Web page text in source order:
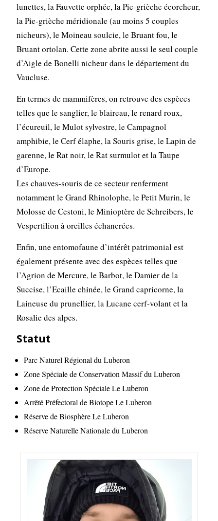
lunettes, la Fauvette orphée, la Pie-grièche écorcheur,
la Pie-grièche méridionale (au moins 5 couples
nicheurs), le Moineau soulcie, le Bruant fou, le
Bruant ortolan. Cette zone abrite aussi le seul couple
d’Aigle de Bonelli nicheur dans le département du
Vaucluse.
En termes de mammifères, on retrouve des espèces
telles que le sanglier, le blaireau, le renard roux,
l’écureuil, le Mulot sylvestre, le Campagnol
amphibie, le Cerf élaphe, la Souris grise, le Lapin de
garenne, le Rat noir, le Rat surmulot et la Taupe
d’Europe.
Les chauves-souris de ce secteur renferment
notamment le Grand Rhinolophe, le Petit Murin, le
Molosse de Cestoni, le Minioptère de Schreibers, le
Vespertilion à oreilles échancrées.
Enfin, une entomofaune d’intérêt patrimonial est
également présente avec des espèces telles que
l’Agrion de Mercure, le Barbot, le Damier de la
Succise, l’Ecaille chinée, le Grand capricorne, la
Laineuse du prunellier, la Lucane cerf-volant et la
Rosalie des alpes.
Statut
Parc Naturel Régional du Luberon
Zone Spéciale de Conservation Massif du Luberon
Zone de Protection Spéciale Le Luberon
Arrêté Préfectoral de Biotope Le Luberon
Réserve de Biosphère Le Luberon
Réserve Naturelle Nationale du Luberon